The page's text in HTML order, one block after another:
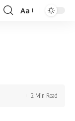
Font
Aa
2 Min Read